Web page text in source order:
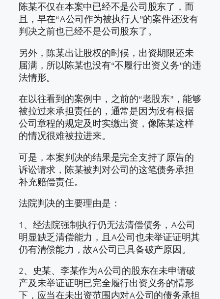
陈某不仅在本案中已经不是公司股东了，而
且，早在“A公司作为被执行人”的案件还没有
判决之前也已经不是公司股东了。
另外，陈某出让股权的时候，出资期限还未
届满，所以陈某也没有“不履行出资义务”的违
法情形。
在以往看到的案例中，之前的“老股东”，能够
被拉过来承担责任的，通常是因为没有根据
公司章程的规定及时实缴出资，像陈某这样
的情况很难被拉进来。
可是，本案判决的结果是完全支持了原告的
诉讼请求，陈某被判对公司的这笔债务承担
补充赔偿责任。
法院判决的主要理由是：
1、经法院强制执行仍无法清偿债务，A公司
明显缺乏清偿能力，且A公司也未举证证明其
仍有清偿能力，故A公司已具备破产原因。
2、史某、李某作为A公司的股东在未申请破
产及未举证证明已完全履行出资义务的情形
下，应当在未出资范围内对A公司的债务承担